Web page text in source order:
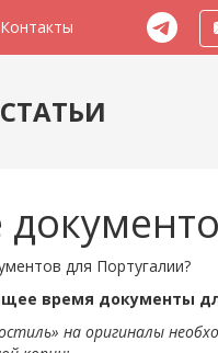
Контакты
СТАТЬИ
для Португалии?
время документы
на оригиналы